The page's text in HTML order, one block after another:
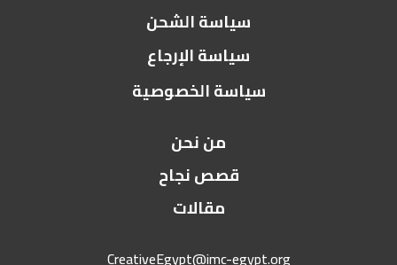
سياسة الشحن
سياسة الإرجاع
سياسة الخصوصية
من نحن
قصص نجاح
مقالات
CreativeEgypt@imc-egypt.org